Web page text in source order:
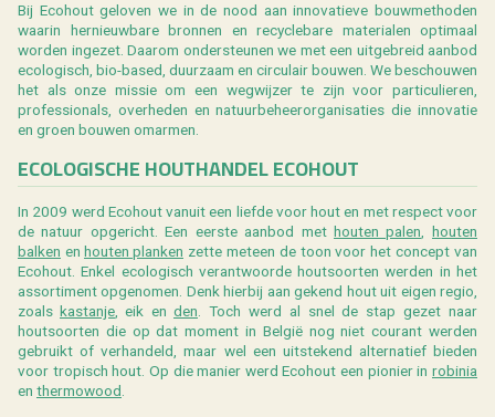
Bij Ecohout geloven we in de nood aan innovatieve bouwmethoden
waarin hernieuwbare bronnen en recyclebare materialen optimaal
worden ingezet. Daarom ondersteunen we met een uitgebreid aanbod
ecologisch, bio-based, duurzaam en circulair bouwen. We beschouwen
het als onze missie om een wegwijzer te zijn voor particulieren,
professionals, overheden en natuurbeheerorganisaties die innovatie
en groen bouwen omarmen.
ECOLOGISCHE HOUTHANDEL ECOHOUT
In 2009 werd Ecohout vanuit een liefde voor hout en met respect voor
de natuur opgericht. Een eerste aanbod met houten palen
houten
balken en houten planken zette meteen de toon voor het concept van
Ecohout. Enkel ecologisch verantwoorde houtsoorten werden in het
assortiment opgenomen. Denk hierbij aan gekend hout uit eigen regio,
zoals kastanje eik en den . Toch werd al snel de stap gezet naar
houtsoorten die op dat moment in België nog niet courant werden
gebruikt of verhandeld, maar wel een uitstekend alternatief bieden
voor tropisch hout. Op die manier werd Ecohout een pionier in robinia
en thermowood